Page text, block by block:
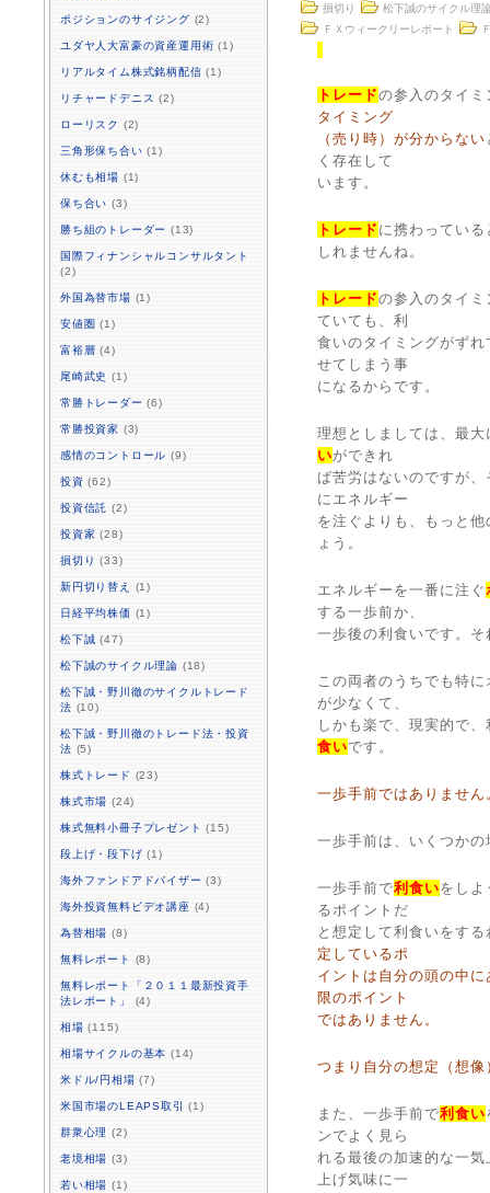
損切り
松下誠のサイクル理
ＦＸウィークリーレポート
トレードの参入のタイ
タイミング
（売り時）が分からない
く存在して
います。
トレード に携わってい
しれませんね。
トレードの参入のタイ
ていても、利
食いのタイミングがず
せてしまう事
になるからです。
理想としましては、最
いができれ
ば苦労はないのですが
にエネルギー
を注ぐよりも、もっと
ょう。
エネルギーを一番に注ぐ
する一歩前か、
一歩後の利食いです。
この両者のうちでも特
が少なくて、
しかも楽で、現実的で
食いです。
一歩手前ではありません
一歩手前は、いくつか
一歩手前で利食いをしよ
るポイントだ
と想定して利食いをす
定しているポ
イントは自分の頭の中
限のポイント
ではありません。
つまり自分の想定（想
また、一歩手前で利食い
ンでよく見ら
れる最後の加速的な一
上げ気味に一
ポジションのサイジング (2)
ユダヤ人大富豪の資産運用術 (1)
リアルタイム株式銘柄配信 (1)
リチャードデニス (2)
ローリスク (2)
三角形保ち合い (1)
休むも相場 (1)
保ち合い (3)
勝ち組のトレーダー (13)
国際フィナンシャルコンサルタント
(2)
外国為替市場 (1)
安値圏 (1)
富裕層 (4)
尾崎武史 (1)
常勝トレーダー (6)
常勝投資家 (3)
感情のコントロール (9)
投資 (62)
投資信託 (2)
投資家 (28)
損切り (33)
新円切り替え (1)
日経平均株価 (1)
松下誠 (47)
松下誠のサイクル理論 (18)
松下誠・野川徹のサイクルトレード
法 (10)
松下誠・野川徹のトレード法・投資
法 (5)
株式トレード (23)
株式市場 (24)
株式無料小冊子プレゼント (15)
段上げ・段下げ (1)
海外ファンドアドバイザー (3)
海外投資無料ビデオ講座 (4)
為替相場 (8)
無料レポート (8)
無料レポート「２０１１最新投資手
法レポート」
(4)
相場 (115)
相場サイクルの基本 (14)
米ドル/円相場 (7)
米国市場のLEAPS取引 (1)
群衆心理 (2)
老境相場 (3)
若い相場 (1)